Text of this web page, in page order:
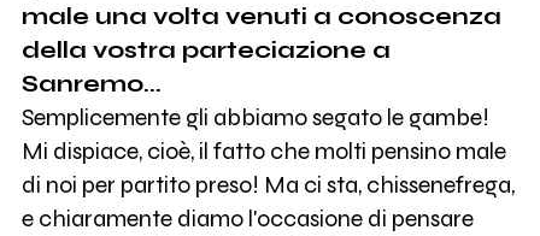
male una volta venuti a conoscenza
della vostra parteciazione a
Sanremo...
Semplicemente gli abbiamo segato le gambe!
Mi dispiace, cioè, il fatto che molti pensino male
di noi per partito preso! Ma ci sta, chissenefrega,
e chiaramente diamo l'occasione di pensare